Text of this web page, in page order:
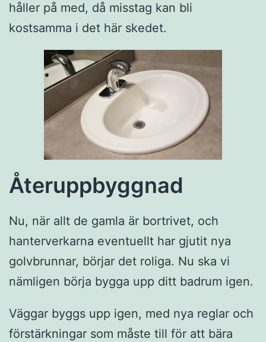
håller på med, då misstag kan bli
kostsamma i det här skedet.
Återuppbyggnad
Nu, när allt de gamla är bortrivet, och
hanterverkarna eventuellt har gjutit nya
golvbrunnar, börjar det roliga. Nu ska vi
nämligen börja bygga upp ditt badrum igen.
Väggar byggs upp igen, med nya reglar och
förstärkningar som måste till för att bära